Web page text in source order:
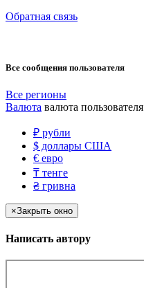
Обратная связь
Все сообщения пользователя
Все регионы
Валюта валюта пользователя
₽ рубли
$ доллары США
€ евро
₸ тенге
₴ гривна
×Закрыть окно
Написать автору